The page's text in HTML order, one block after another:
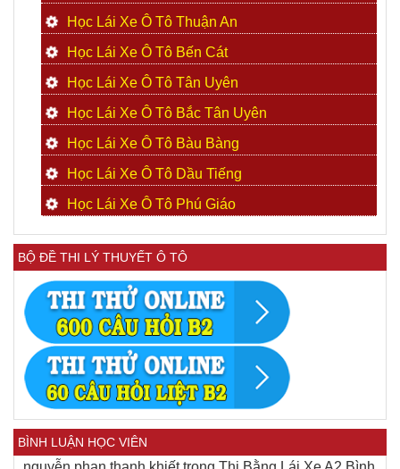
Học Lái Xe Ô Tô Thuận An
Học Lái Xe Ô Tô Bến Cát
Học Lái Xe Ô Tô Tân Uyên
Học Lái Xe Ô Tô Bắc Tân Uyên
Học Lái Xe Ô Tô Bàu Bàng
Học Lái Xe Ô Tô Dầu Tiếng
Học Lái Xe Ô Tô Phú Giáo
BỘ ĐỀ THI LÝ THUYẾT Ô TÔ
BÌNH LUẬN HỌC VIÊN